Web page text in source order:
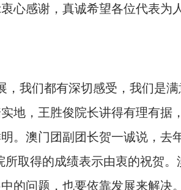
心感谢，真诚希望各位代表为
我们都有深切感受，我们是满
地，王胜俊院长讲得有理有据
。澳门团副团长贺一诚说，去
取得的成绩表示由衷的祝贺
的问题，也要依靠发展来解决